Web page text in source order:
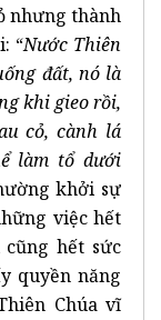
nhưng thành
“Nước Thiên
đất, nó là
khi gieo rồi,
cỏ, cành lá
làm tổ dưới
khởi sự
việc hết
hết sức
quyền năng
Chúa vĩ